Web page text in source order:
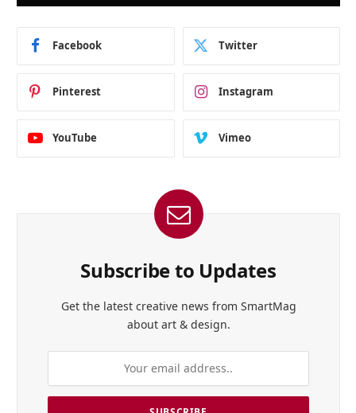
Facebook Twitter
Pinterest Instagram
YouTube Vimeo
Subscribe to Updates
Get the latest creative news from SmartMag
about art & design.